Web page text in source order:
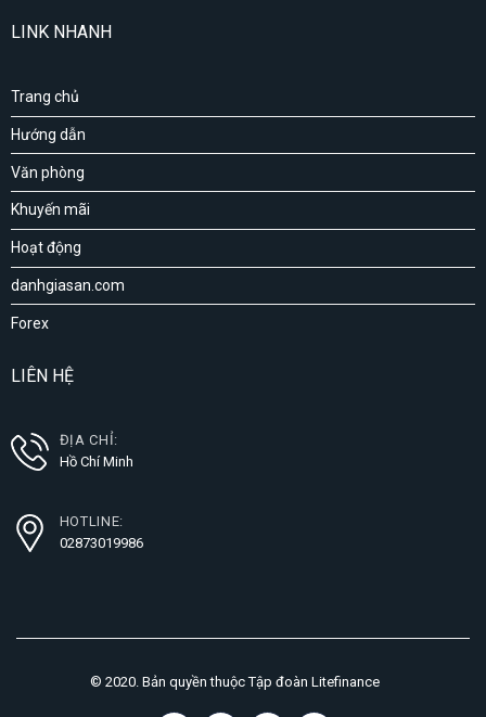
LINK NHANH
Trang chủ
Hướng dẫn
Văn phòng
Khuyến mãi
Hoạt động
danhgiasan.com
Forex
LIÊN HỆ
ĐỊA CHỈ:
Hồ Chí Minh
HOTLINE:
02873019986
© 2020. Bản quyền thuộc Tập đoàn Litefinance